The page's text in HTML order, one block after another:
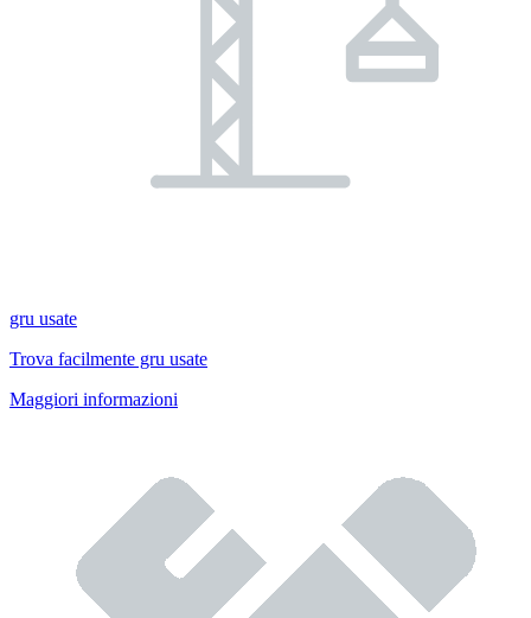
gru usate
Trova facilmente gru usate
Maggiori informazioni